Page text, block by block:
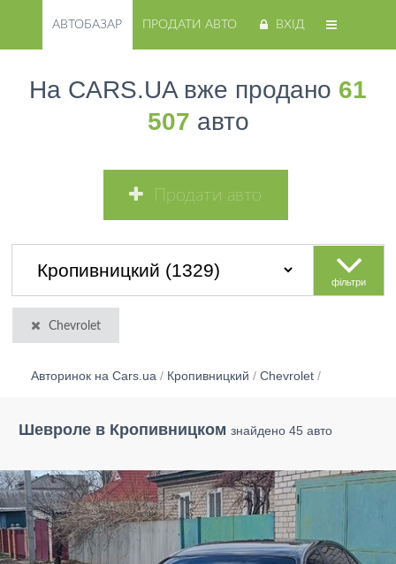
АВТОБАЗАР ПРОДАТИ АВТО ВХІД
На CARS.UA вже продано 61
507 авто
Продати авто
фільтри
Chevrolet
Авторинок на Cars.ua / Кропивницкий / Chevrolet /
Шевроле в Кропивницком знайдено 45 авто